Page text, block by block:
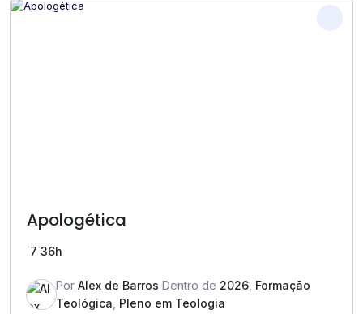
Apologética
7 36h
Por Alex de Barros Dentro de 2026 Formação
Teológica Pleno em Teologia